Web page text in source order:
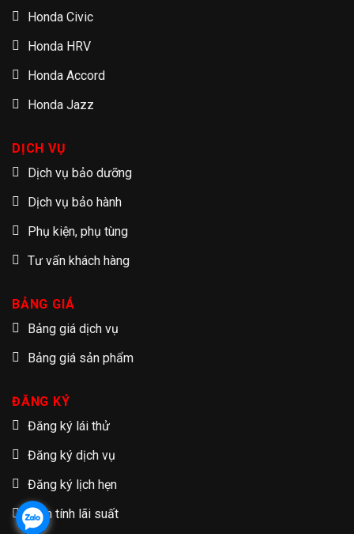
Honda Civic
Honda HRV
Honda Accord
Honda Jazz
DỊCH VỤ
Dịch vụ bảo dưỡng
Dịch vụ bảo hành
Phụ kiện, phụ tùng
Tư vấn khách hàng
BẢNG GIÁ
Bảng giá dịch vụ
Bảng giá sản phẩm
ĐĂNG KÝ
Đăng ký lái thử
Đăng ký dịch vụ
Đăng ký lịch hẹn
Tạm tính lãi suất